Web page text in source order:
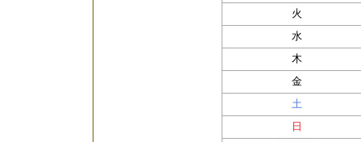
火
水
木
金
土
日